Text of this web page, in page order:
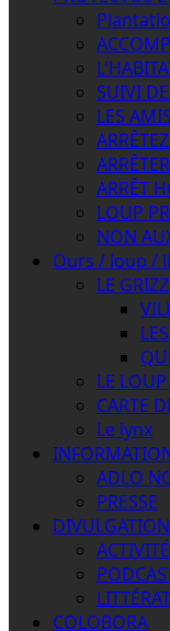
SUIVI
LES
ARRÊT
LOUP
NON
Ours / loup /
LE
LE
CARTE
Le lynx
ADLO
PRESSE
DIVULGATION
COLOBORA